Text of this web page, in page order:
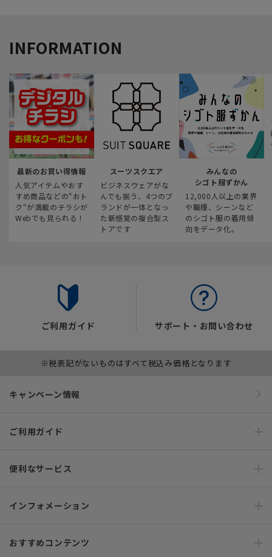
INFORMATION
最新のお買い得情報
人気アイテムやおす
すめ商品などの“おト
ク“が満載のチラシが
Webでも見られる！
スーツスクエア
ビジネスウェアがな
んでも揃う、4つのブ
ランドが一体となっ
た新感覚の複合型ス
トアです
みんなの
シゴト服ずかん
12,000人以上の業界
や職種、シーンなど
のシゴト服の着用傾
向をデータ化。
ご利用ガイド サポート・お問い合わせ
※税表記がないものはすべて税込み価格となります
キャンペーン情報
ご利用ガイド
便利なサービス
インフォメーション
おすすめコンテンツ